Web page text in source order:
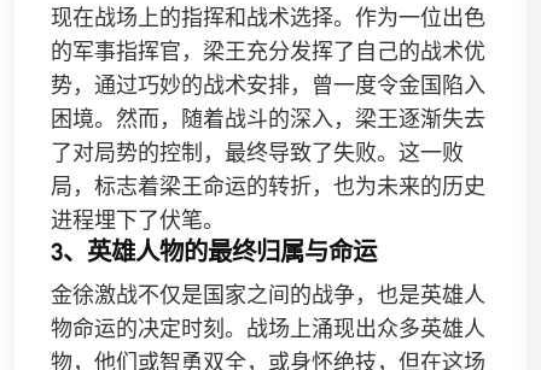
现在战场上的指挥和战术选择。作为一位出色
的军事指挥官，梁王充分发挥了自己的战术优
势，通过巧妙的战术安排，曾一度令金国陷入
困境。然而，随着战斗的深入，梁王逐渐失去
了对局势的控制，最终导致了失败。这一败
局，标志着梁王命运的转折，也为未来的历史
进程埋下了伏笔。
3、英雄人物的最终归属与命运
金徐激战不仅是国家之间的战争，也是英雄人
物命运的决定时刻。战场上涌现出众多英雄人
物，他们或智勇双全，或身怀绝技，但在这场